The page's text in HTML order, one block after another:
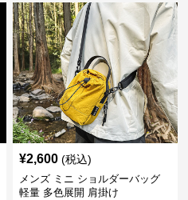
¥2,600 (税込)
メンズ ミニ ショルダーバッグ
軽量 多色展開 肩掛け